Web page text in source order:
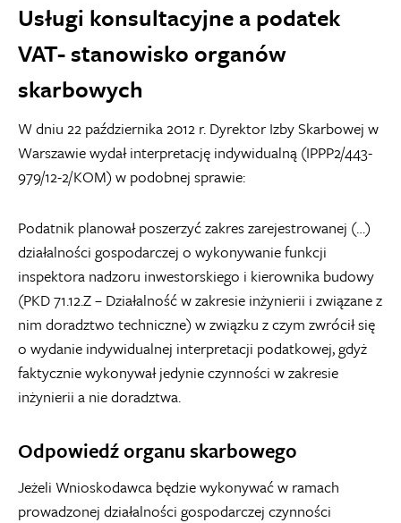
Usługi konsultacyjne a podatek
VAT- stanowisko organów
skarbowych
W dniu 22 października 2012 r. Dyrektor Izby Skarbowej w
Warszawie wydał interpretację indywidualną (IPPP2/443-
979/12-2/KOM) w podobnej sprawie:
Podatnik planował poszerzyć zakres zarejestrowanej (…)
działalności gospodarczej o wykonywanie funkcji
inspektora nadzoru inwestorskiego i kierownika budowy
(PKD 71.12.Z – Działalność w zakresie inżynierii i związane z
nim doradztwo techniczne) w związku z czym zwrócił się
o wydanie indywidualnej interpretacji podatkowej, gdyż
faktycznie wykonywał jedynie czynności w zakresie
inżynierii a nie doradztwa.
Odpowiedź organu skarbowego
Jeżeli Wnioskodawca będzie wykonywać w ramach
prowadzonej działalności gospodarczej czynności